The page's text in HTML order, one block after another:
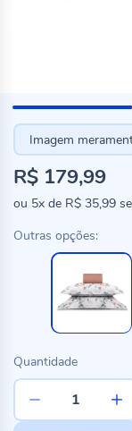
Imagem
R$ 179,99
ou 5x de R$ 35,99
Outras opções:
Quantidade